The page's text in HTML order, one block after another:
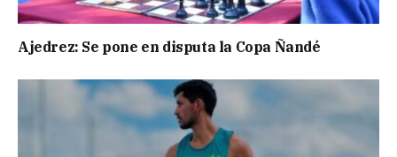
Ajedrez: Se pone en disputa la Copa Ñandé